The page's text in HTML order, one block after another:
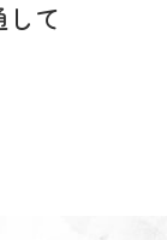
て